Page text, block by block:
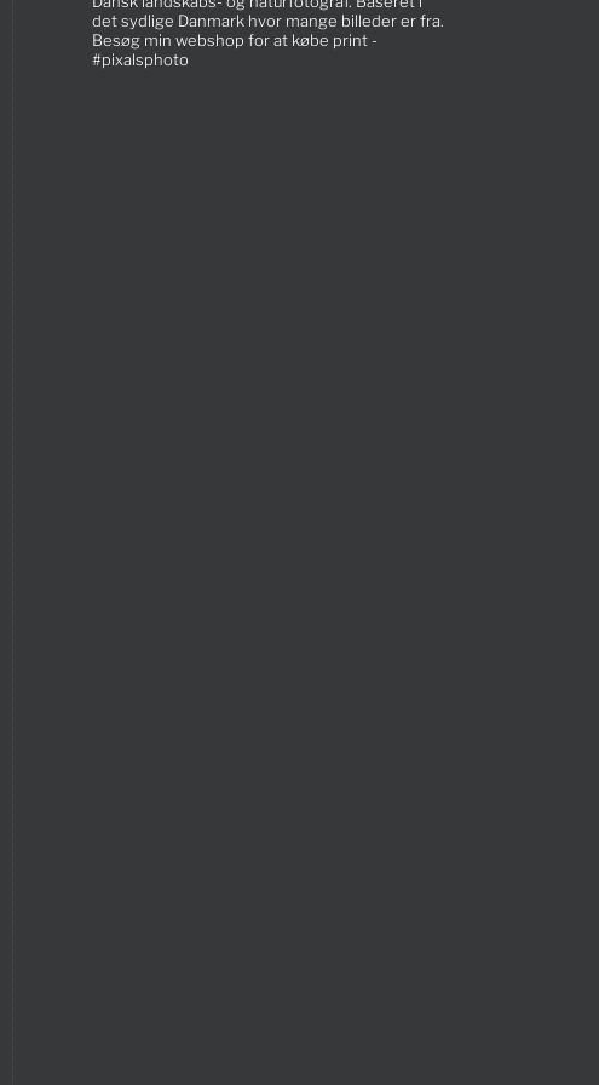
det sydlige Danmark hvor mange billeder er fra.
Besøg min webshop for at købe print -
#pixalsphoto